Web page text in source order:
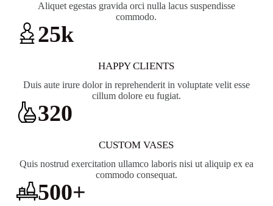
Aliquet egestas gravida orci nulla lacus suspendisse
commodo.
25k
HAPPY CLIENTS
Duis aute irure dolor in reprehenderit in voluptate velit esse
cillum dolore eu fugiat.
320
CUSTOM VASES
Quis nostrud exercitation ullamco laboris nisi ut aliquip ex ea
commodo consequat.
500+